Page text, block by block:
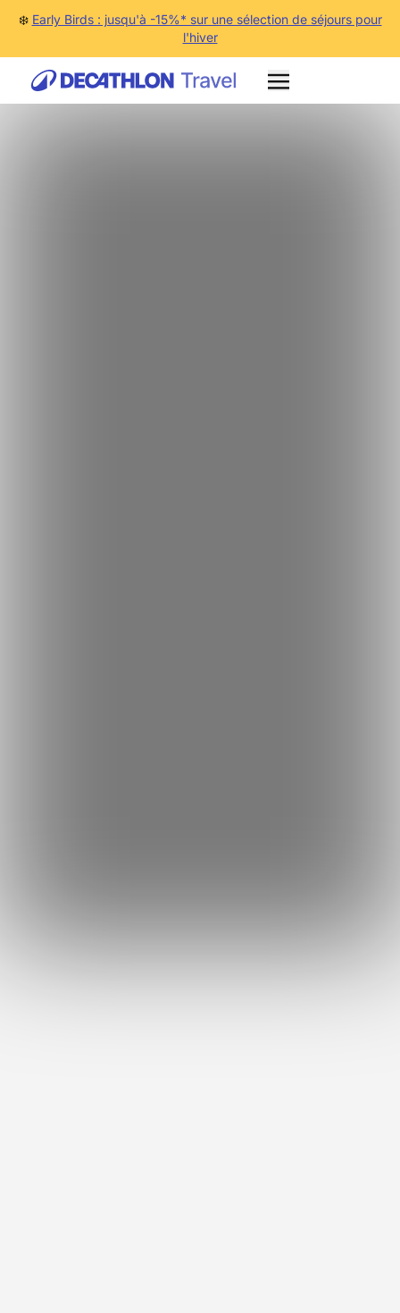
❄️ Early Birds : jusqu'à -15%* sur une sélection de séjours pour
l'hiver